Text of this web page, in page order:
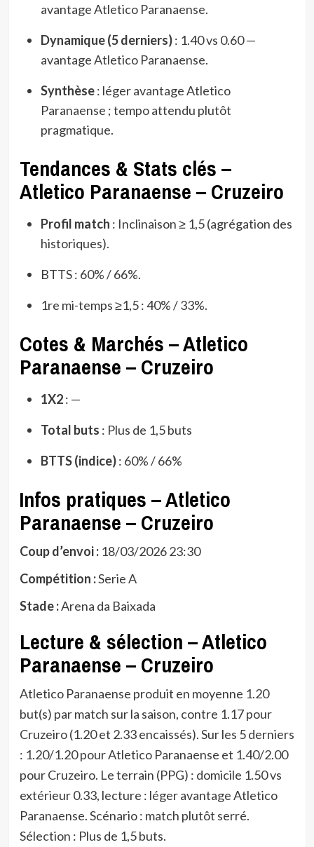
avantage Atletico Paranaense.
Dynamique (5 derniers): 1.40 vs 0.60 —
avantage Atletico Paranaense.
Synthèse: léger avantage Atletico
Paranaense ; tempo attendu plutôt
pragmatique.
Tendances & Stats clés –
Atletico Paranaense – Cruzeiro
Profil match : Inclinaison ≥ 1,5 (agrégation des
historiques).
BTTS : 60% / 66%.
1re mi-temps ≥1,5 : 40% / 33%.
Cotes & Marchés – Atletico
Paranaense – Cruzeiro
1X2: —
Total buts : Plus de 1,5 buts
BTTS (indice): 60% / 66%
Infos pratiques – Atletico
Paranaense – Cruzeiro
Coup d’envoi :18/03/2026 23:30
Compétition :Serie A
Stade :Arena da Baixada
Lecture & sélection – Atletico
Paranaense – Cruzeiro
Atletico Paranaense produit en moyenne 1.20
but(s) par match sur la saison, contre 1.17 pour
Cruzeiro (1.20 et 2.33 encaissés). Sur les 5 derniers
: 1.20/1.20 pour Atletico Paranaense et 1.40/2.00
pour Cruzeiro. Le terrain (PPG) : domicile 1.50 vs
extérieur 0.33, lecture : léger avantage Atletico
Paranaense. Scénario : match plutôt serré.
Sélection : Plus de 1,5 buts.